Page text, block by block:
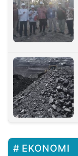
EKONOMI